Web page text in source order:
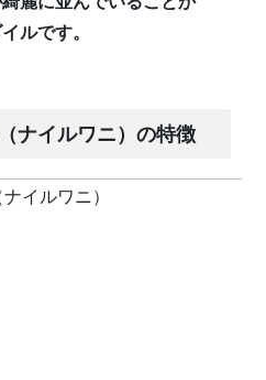
ルです。
ナイルワニ）の特徴